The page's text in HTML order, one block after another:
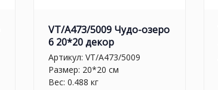
VT/A473/5009 Чудо-озеро
6 20*20 декор
Артикул: VT/A473/5009
Размер: 20*20 см
Вес: 0.488 кг